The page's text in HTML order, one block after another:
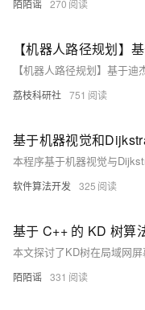
陌陌谣 270
荔枝科研社 751
软件算法开发 325
陌陌谣 331